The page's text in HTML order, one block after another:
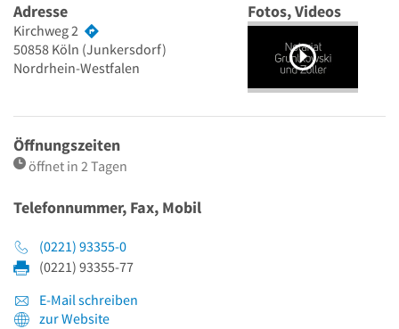
Adresse
Kirchweg 2
50858 Köln (Junkersdorf)
Nordrhein-Westfalen
Fotos, Videos
Öffnungszeiten
öffnet in 2 Tagen
Telefonnummer, Fax, Mobil
(0221) 93355-0
(0221) 93355-77
E-Mail schreiben
zur Website